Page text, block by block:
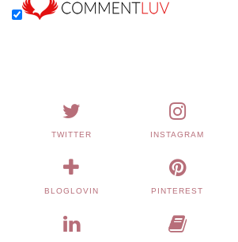
TWITTER INSTAGRAM
BLOGLOVIN PINTEREST